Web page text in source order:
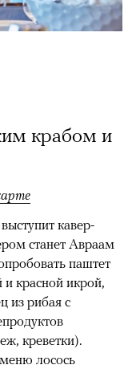
крабом и
кавер-
станет Авраам
паштет
и красной икрой,
из рибая с
креветки).
лосось